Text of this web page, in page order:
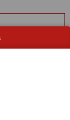
Data,
éditions
vous
sociétés
un